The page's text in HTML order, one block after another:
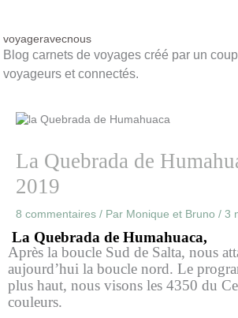
contenu
voyageravecnous
Blog carnets de voyages créé par un
voyageurs et connectés.
La Quebrada de
2019
8 commentaires / Par Monique et Bruno / 3
La Quebrada de Humahuaca,
Après la boucle Sud de Salta, nous
aujourd’hui la boucle nord. Le
plus haut, nous visons les 4350 du
couleurs.